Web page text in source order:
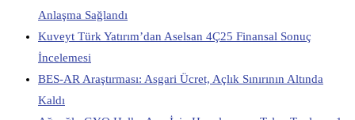
Anlaşma Sağlandı
Kuveyt Türk Yatırım’dan Aselsan 4Ç25 Finansal Sonuç
İncelemesi
BES-AR Araştırması: Asgari Ücret, Açlık Sınırının Altında
Kaldı